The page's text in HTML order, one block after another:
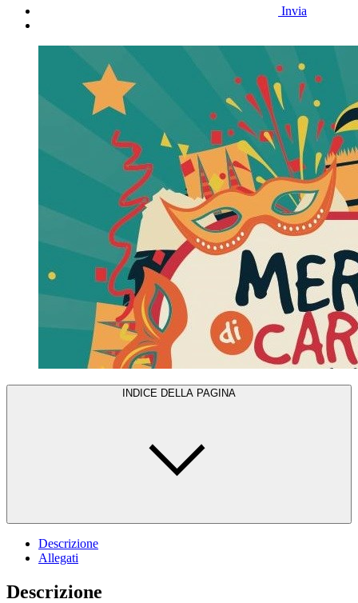
Invia
INDICE DELLA PAGINA
Descrizione
Allegati
Descrizione